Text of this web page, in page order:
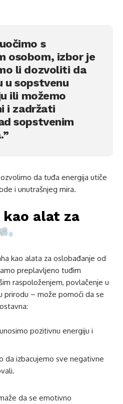
s
osobom, izbor je
li dozvoliti da
u sopstvenu
ili možemo
i zadržati
sopstvenim
da tuđa energija utiče
i unutrašnjeg mira.
alat za
kao alata za oslobađanje od
preplavljeno tuđim
raspoloženjem, povlačenje u
prirodu – može pomoći da se
pozitivnu energiju i
da izbacujemo sve negativne
da se emotivno